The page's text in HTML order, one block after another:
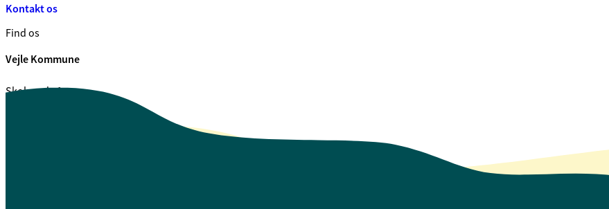
Kontakt os
Find os
Vejle Kommune
Skolegade 1